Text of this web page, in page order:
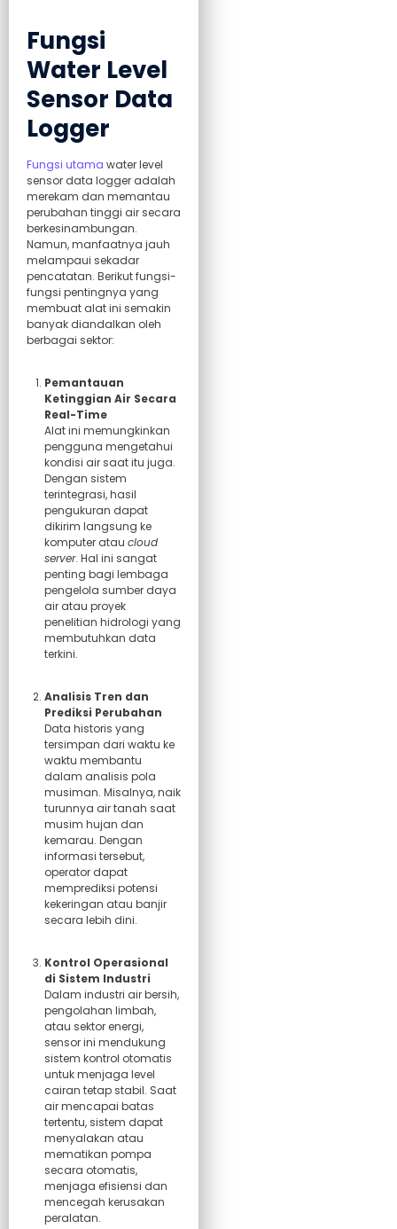
Fungsi
Water Level
Sensor Data
Logger
Fungsi utama water level
sensor data logger adalah
merekam dan memantau
perubahan tinggi air secara
berkesinambungan.
Namun, manfaatnya jauh
melampaui sekadar
pencatatan. Berikut fungsi-
fungsi pentingnya yang
membuat alat ini semakin
banyak diandalkan oleh
berbagai sektor:
Pemantauan
Ketinggian Air Secara
Real-Time
Alat ini memungkinkan
pengguna mengetahui
kondisi air saat itu juga.
Dengan sistem
terintegrasi, hasil
pengukuran dapat
dikirim langsung ke
komputer atau cloud
server. Hal ini sangat
penting bagi lembaga
pengelola sumber daya
air atau proyek
penelitian hidrologi yang
membutuhkan data
terkini.
Analisis Tren dan
Prediksi Perubahan
Data historis yang
tersimpan dari waktu ke
waktu membantu
dalam analisis pola
musiman. Misalnya, naik
turunnya air tanah saat
musim hujan dan
kemarau. Dengan
informasi tersebut,
operator dapat
memprediksi potensi
kekeringan atau banjir
secara lebih dini.
Kontrol Operasional
di Sistem Industri
Dalam industri air bersih,
pengolahan limbah,
atau sektor energi,
sensor ini mendukung
sistem kontrol otomatis
untuk menjaga level
cairan tetap stabil. Saat
air mencapai batas
tertentu, sistem dapat
menyalakan atau
mematikan pompa
secara otomatis,
menjaga efisiensi dan
mencegah kerusakan
peralatan.